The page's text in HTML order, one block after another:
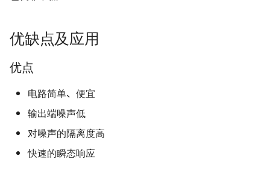
优缺点及应用
优点
电路简单、便宜
输出端噪声低
对噪声的隔离度高
快速的瞬态响应